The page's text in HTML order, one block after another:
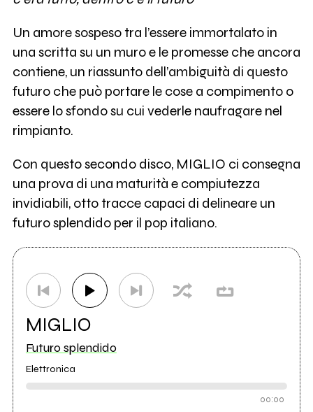
Un amore sospeso tra l’essere immortalato in
una scritta su un muro e le promesse che ancora
contiene, un riassunto dell’ambiguità di questo
futuro che può portare le cose a compimento o
essere lo sfondo su cui vederle naufragare nel
rimpianto.
Con questo secondo disco, MIGLIO ci consegna
una prova di una maturità e compiutezza
invidiabili, otto tracce capaci di delineare un
futuro splendido per il pop italiano.
MIGLIO
Futuro splendido
Elettronica
00:00